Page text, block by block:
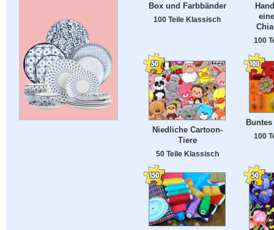
Box und Farbbänder
100 Teile Klassisch
100
Niedliche Cartoon-
Tiere
50 Teile Klassisch
100